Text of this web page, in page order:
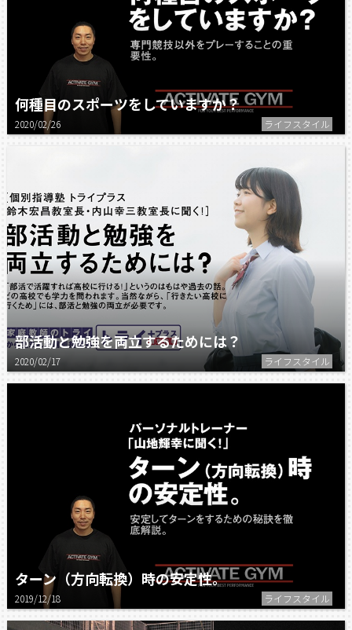
何種目のスポーツをしていますか？
2020/02/26 ライフスタイル
部活動と勉強を両立するためには？
2020/02/17 ライフスタイル
ターン（方向転換）時の安定性。
2019/12/18 ライフスタイル